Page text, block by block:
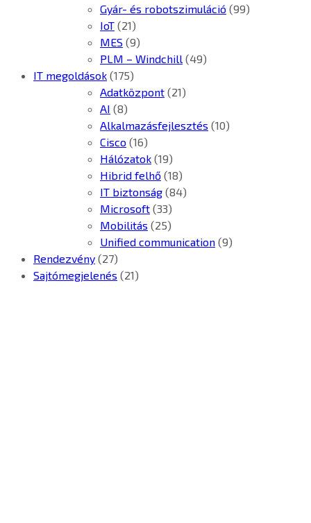
Gyár- és robotszimuláció (99)
IoT (21)
MES (9)
PLM – Windchill (49)
IT megoldások (175)
Adatközpont (21)
AI (8)
Alkalmazásfejlesztés (10)
Cisco (16)
Hálózatok (19)
Hibrid felhő (18)
IT biztonság (84)
Microsoft (33)
Mobilitás (25)
Unified communication (9)
Rendezvény (27)
Sajtómegjelenés (21)